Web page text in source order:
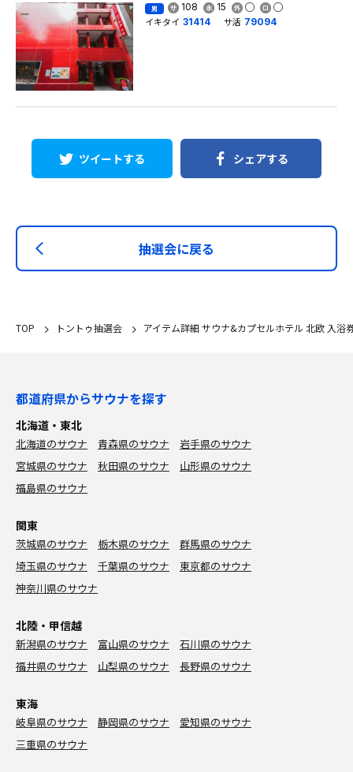
男 108 15
イキタイ 31414 サ活 79094
ツイートする シェアする
抽選会に戻る
TOP トントゥ抽選会 アイテム詳細 サウナ&カプセルホテル 北欧 入浴
都道府県からサウナを探す
北海道・東北
北海道のサウナ 青森県のサウナ
岩手県のサウナ
宮城県のサウナ
秋田県のサウナ
山形県のサウナ
福島県のサウナ
関東
茨城県のサウナ 栃木県のサウナ
群馬県のサウナ
埼玉県のサウナ
千葉県のサウナ
東京都のサウナ
神奈川県のサウナ
北陸・甲信越
新潟県のサウナ 富山県のサウナ
石川県のサウナ
福井県のサウナ
山梨県のサウナ 長野県のサウナ
東海
岐阜県のサウナ 静岡県のサウナ
愛知県のサウナ
三重県のサウナ